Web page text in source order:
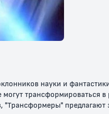
Трансформеры:
Новая искра
науки и
трансформироваться в
"Трансформеры" предлагают